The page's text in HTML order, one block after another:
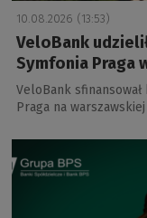
10.08.2026 (13:53)
VeloBank
Symfonia Praga
VeloBank
Praga na
a